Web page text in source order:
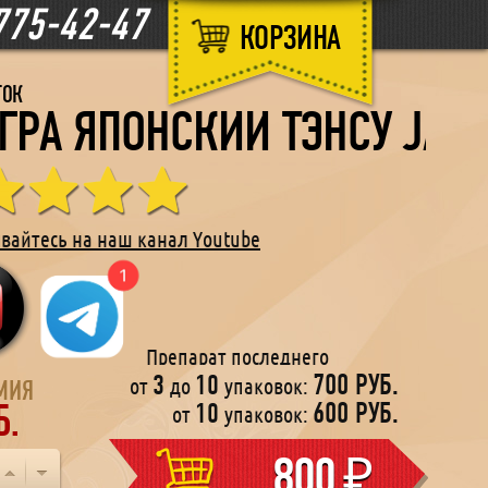
42-47 КОРЗИНА
ЯПОНСКИЙ ТЭНСУ
на наш канал Youtube
Препарат последнего
2021, разработанный американскими
для мужчин
от 3 до 10 упаковок: 700 РУБ.
от 10 упаковок: 600 РУБ.